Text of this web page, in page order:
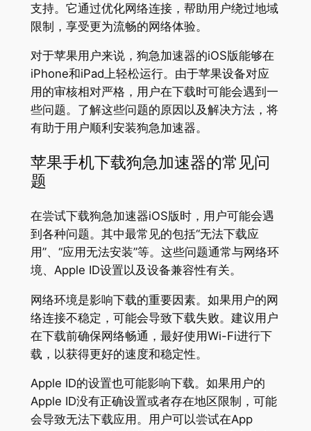
支持。它通过优化网络连接，帮助用户绕过地域
限制，享受更为流畅的网络体验。
对于苹果用户来说，狗急加速器的iOS版能够在
iPhone和iPad上轻松运行。由于苹果设备对应
用的审核相对严格，用户在下载时可能会遇到一
些问题。了解这些问题的原因以及解决方法，将
有助于用户顺利安装狗急加速器。
苹果手机下载狗急加速器的常见问
题
在尝试下载狗急加速器iOS版时，用户可能会遇
到各种问题。其中最常见的包括“无法下载应
用”、“应用无法安装”等。这些问题通常与网络环
境、Apple ID设置以及设备兼容性有关。
网络环境是影响下载的重要因素。如果用户的网
络连接不稳定，可能会导致下载失败。建议用户
在下载前确保网络畅通，最好使用Wi-Fi进行下
载，以获得更好的速度和稳定性。
Apple ID的设置也可能影响下载。如果用户的
Apple ID没有正确设置或者存在地区限制，可能
会导致无法下载应用。用户可以尝试在App